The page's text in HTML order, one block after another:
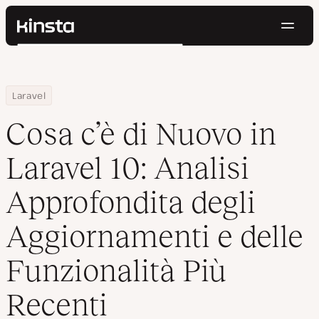
Kinsta®
Contatti
Cerca
Home
Centro Risorse
Blog
Laravel
Cosa c’è di Nuovo in Laravel 10: Analisi Approfondita degli
Cosa c’è di Nuovo in
Laravel 10: Analisi
Approfondita degli
Aggiornamenti e delle
Funzionalità Più
Recenti